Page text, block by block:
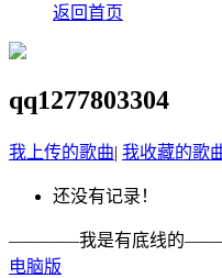
返回首页
qq1277803304
我上传的歌曲| 我收藏的歌
还没有记录！
————我是有底线的
电脑版